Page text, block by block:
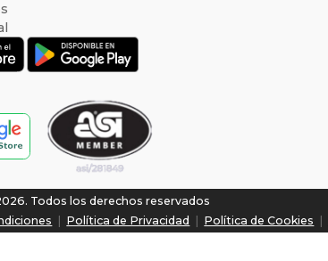
Todos los derechos reservados
Política de Privacidad Política de Cookies